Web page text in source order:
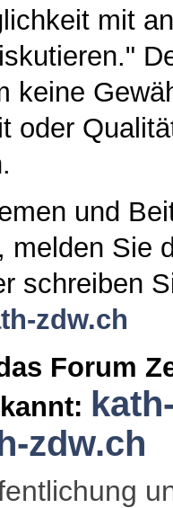
mit
keine
oder
und
melden Sie
schreiben
zdw.ch
Forum
zdw.ch